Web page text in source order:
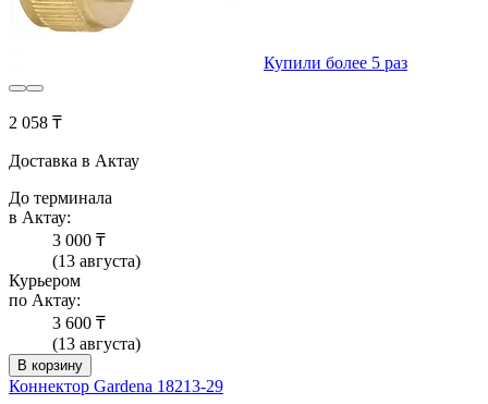
Купили более 5 раз
2 058 ₸
Доставка в Актау
До терминала
в Актау:
3 000 ₸
(13 августа)
Курьером
по Актау:
3 600 ₸
(13 августа)
В корзину
Коннектор Gardena 18213-29